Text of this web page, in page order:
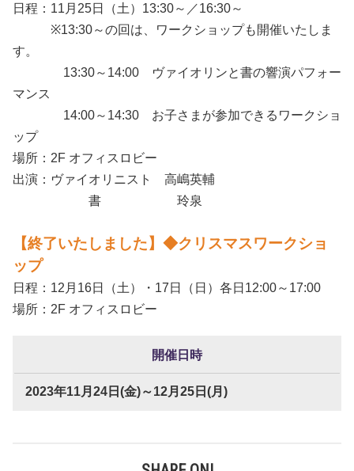
日程：11月25日（土）13:30～／16:30～
※13:30～の回は、ワークショップも開催いたしま
す。
13:30～14:00 ヴァイオリンと書の響演パフォー
マンス
14:00～14:30 お子さまが参加できるワークショ
ップ
場所：2F オフィスロビー
出演：ヴァイオリニスト 高嶋英輔
書 玲泉
【終了いたしました】◆クリスマスワークショ
ップ
日程：12月16日（土）・17日（日）各日12:00～17:00
場所：2F オフィスロビー
開催日時
2023年11月24日(金)～12月25日(月)